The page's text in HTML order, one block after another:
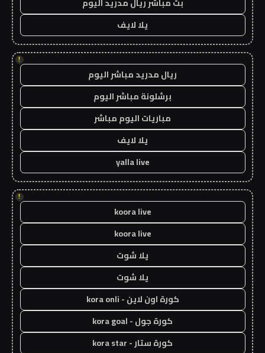
يلا لايف
!
ريال مدريد مباشر اليوم
برشلونة مباشر اليوم
مباريات اليوم مباشر
يلا لايف
yalla live
!
koora live
koora live
يلا شوت
يلا شوت
كورة اون لاين - kora onli
كورة جول - kora goal
كورة ستار - kora star